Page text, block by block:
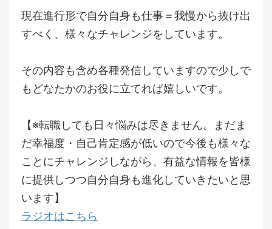
現在進行形で自分自身も仕事＝我慢から抜け出
すべく、様々なチャレンジをしています。
その内容も含め各種発信していますので少しで
もどなたかのお役に立てれば嬉しいです。
【※転職しても日々悩みは尽きません。まだま
だ幸福度・自己肯定感が低いので今後も様々な
ことにチャレンジしながら、有益な情報を皆様
に提供しつつ自分自身も進化していきたいと思
います】
ラジオはこちら